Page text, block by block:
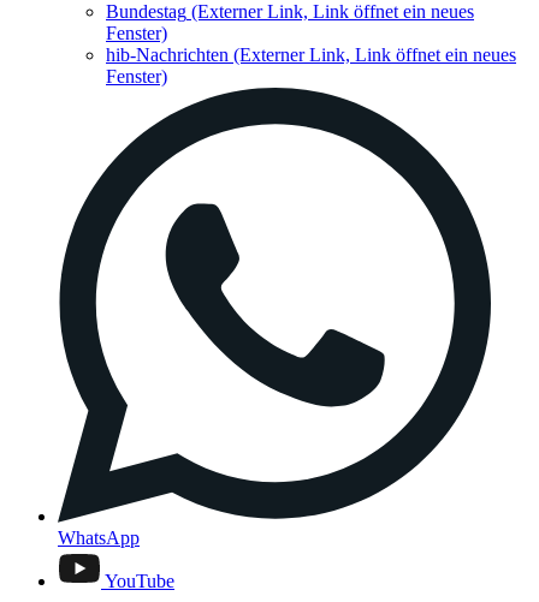
Bundestag (Externer Link, Link öffnet ein neues
Fenster)
hib-Nachrichten (Externer Link, Link öffnet ein neues
Fenster)
WhatsApp
YouTube